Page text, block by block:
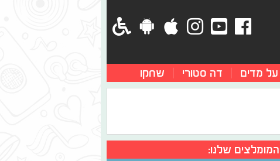
על מדים דה סטורי שחקו
המומלצים שלנו: